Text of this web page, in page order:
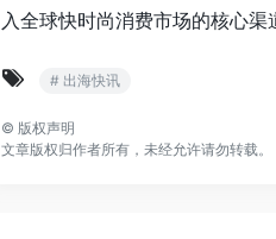
入全球快时尚消费市场的核心渠
# 出海快讯
© 版权声明
文章版权归作者所有，未经允许请勿转载。